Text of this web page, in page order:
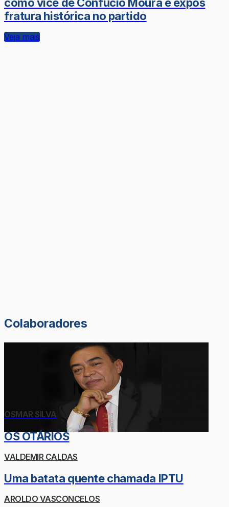
fratura histórica no partido
Veja mais
Colaboradores
OSMAR SILVA
OS OTÁRIOS
VALDEMIR CALDAS
Uma batata quente chamada IPTU
AROLDO VASCONCELOS